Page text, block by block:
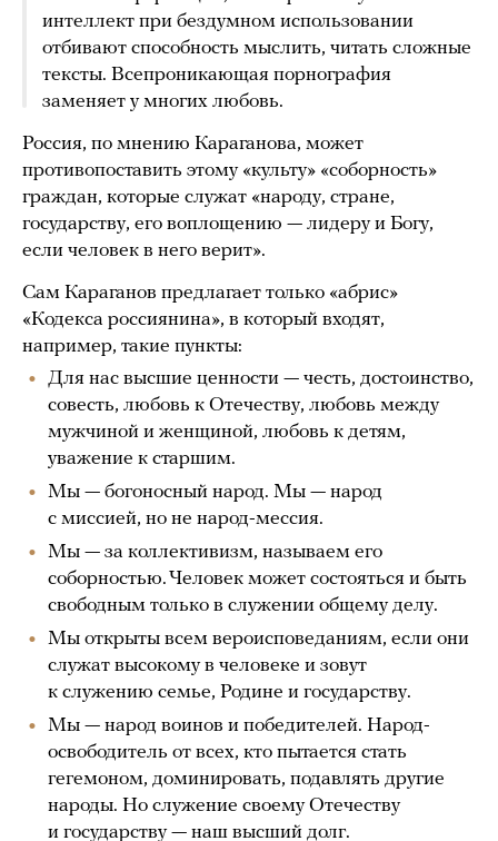
интеллект при бездумном использовании
отбивают способность мыслить, читать сложные
тексты. Всепроникающая порнография
заменяет у многих любовь.
Россия, по мнению Караганова, может
противопоставить этому «культу» «соборность»
граждан, которые служат «народу, стране,
государству, его воплощению — лидеру и Богу,
если человек в него верит».
Сам Караганов предлагает только «абрис»
«Кодекса россиянина», в который входят,
например, такие пункты:
Для нас высшие ценности — честь, достоинство,
совесть, любовь к Отечеству, любовь между
мужчиной и женщиной, любовь к детям,
уважение к старшим.
Мы — богоносный народ. Мы — народ
с миссией, но не народ-мессия.
Мы — за коллективизм, называем его
соборностью. Человек может состояться и быть
свободным только в служении общему делу.
Мы открыты всем вероисповеданиям, если они
служат высокому в человеке и зовут
к служению семье, Родине и государству.
Мы — народ воинов и победителей. Народ-
освободитель от всех, кто пытается стать
гегемоном, доминировать, подавлять другие
народы. Но служение своему Отечеству
и государству — наш высший долг.